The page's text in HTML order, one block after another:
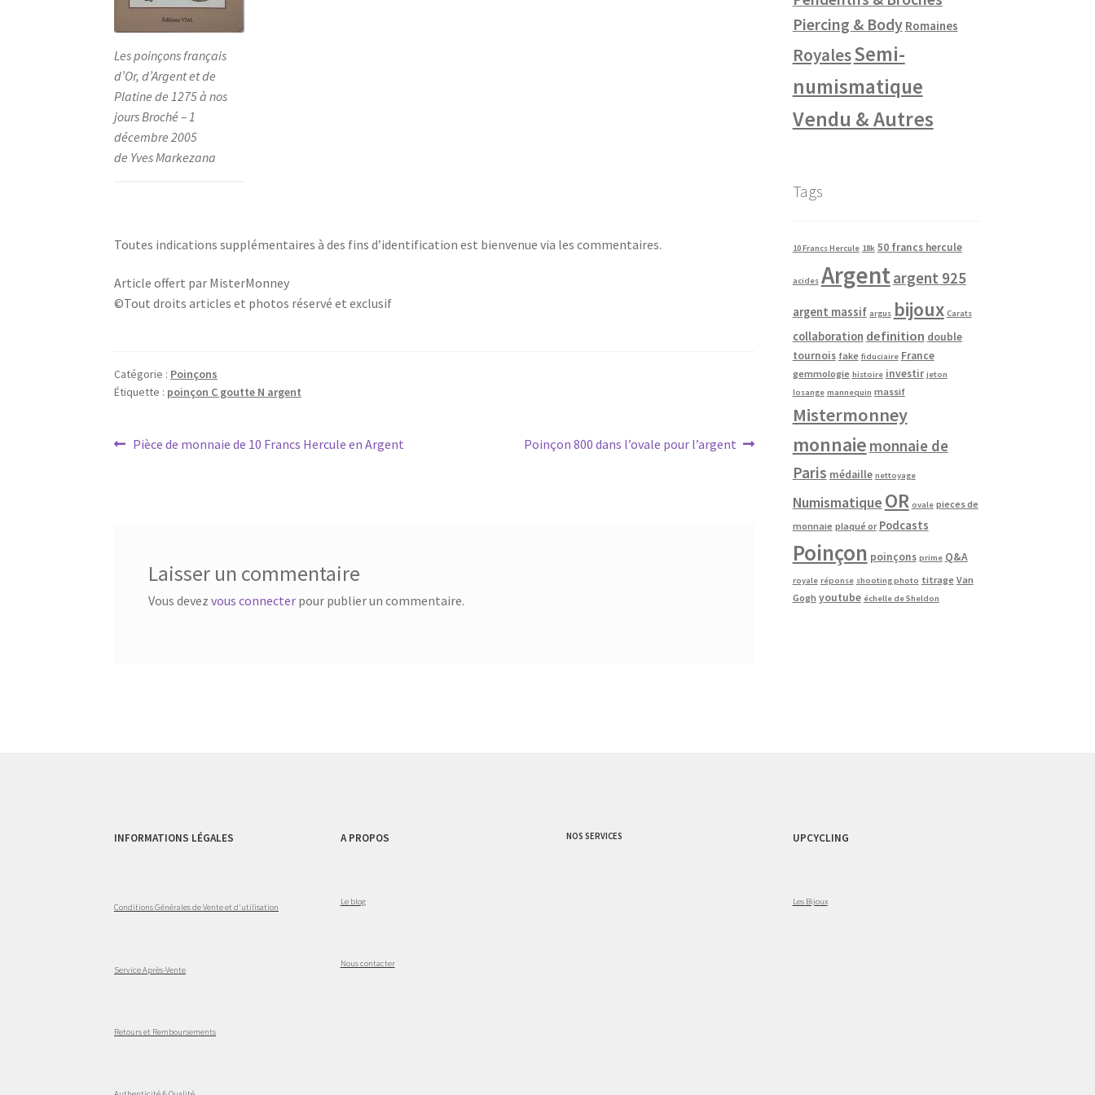
Les poinçons français
d’Or, d’Argent et de
Platine de 1275 à nos
jours Broché – 1
décembre 2005
de Yves Markezana
Toutes indications supplémentaires à des fins d’identification est bienvenue via les commentaires.
Article offert par MisterMonney
©Tout droits articles et photos réservé et exclusif
Catégorie : Poinçons
Étiquette : poinçon C goutte N argent
Pièce de monnaie de 10 Francs Hercule en Argent Poinçon 800 dans l’ovale pour l’argent
Laisser un commentaire
Vous devez vous connecterpour publier un commentaire.
Piercing & Body Romaines
RoyalesSemi-
numismatique
Vendu & Autres
Tags
10 Francs Hercule 18k 50 francs hercule
acides Argentargent 925
argent massif argus bijoux Carats
collaboration definition double
tournois fake fiduciaire France
gemmologie histoire investir jeton
losange mannequin massif
Mistermonney
monnaie monnaie de
Paris médaille nettoyage
Numismatique OR ovale pieces de
monnaie plaqué or Podcasts
Poinçon poinçons prime Q&A
royale réponse shooting photo titrage Van
Gogh youtube échelle de Sheldon
INFORMATIONS LÉGALES
Conditions Générales de Vente et d'utilisation
Service Après-Vente
Retours et Remboursements
A PROPOS
Le blog
Nous contacter
NOS SERVICES UPCYCLING
Les Bijoux